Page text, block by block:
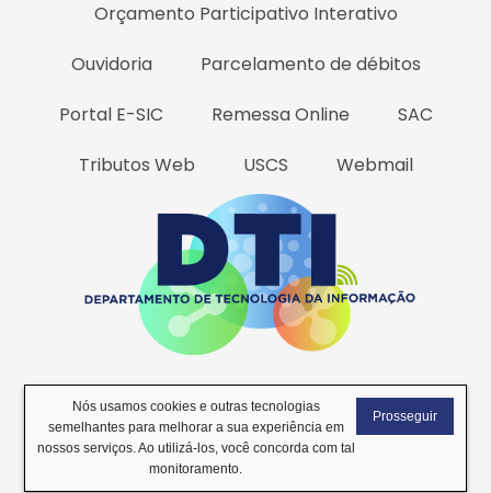
Orçamento Participativo Interativo
Ouvidoria
Parcelamento de débitos
Portal E-SIC
Remessa Online
SAC
Tributos Web
USCS Webmail
Todos os Direitos Reservados
2026 © Desenvolvido por DTI -
Departamento de Tecnologia da Informação.
Nós usamos cookies e outras tecnologias
semelhantes para melhorar a sua experiência em
nossos serviços. Ao utilizá-los, você concorda com tal
monitoramento.
Prosseguir